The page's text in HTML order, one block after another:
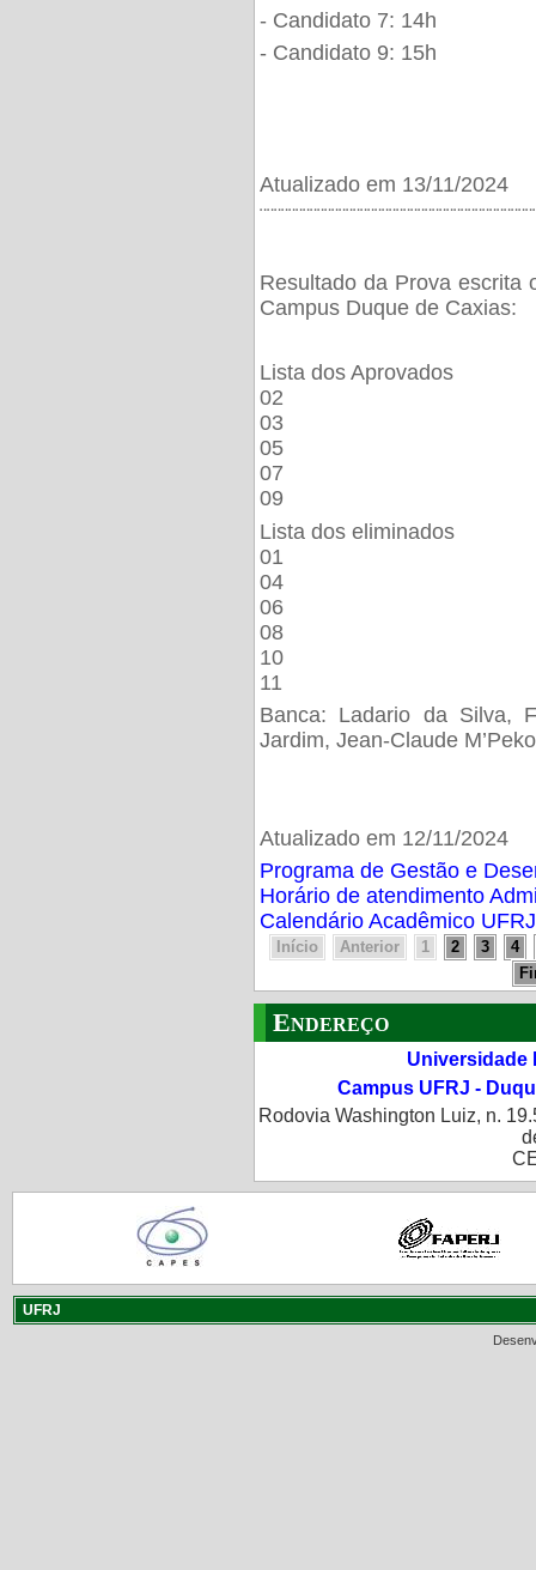
- Candidato 7: 14h
- Candidato 9: 15h
Atualizado em 13/11/2024
Resultado da Prova escrita
Campus Duque de Caxias:
Lista dos Aprovados
02
03
05
07
09
Lista dos eliminados
01
04
06
08
10
11
Banca: Ladario da Silva,
Jardim, Jean-Claude M’Peko
Atualizado em 12/11/2024
Programa de Gestão e
Horário de atendimento
Calendário Acadêmico
Início Anterior 1 2 3
4
Endereço
Universidade
Campus UFRJ -
Rodovia Washington Luiz, n.
UFRJ